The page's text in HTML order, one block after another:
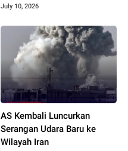
Terbaru AS ke Iran
July 10, 2026
AS Kembali Luncurkan
Serangan Udara Baru ke
Wilayah Iran